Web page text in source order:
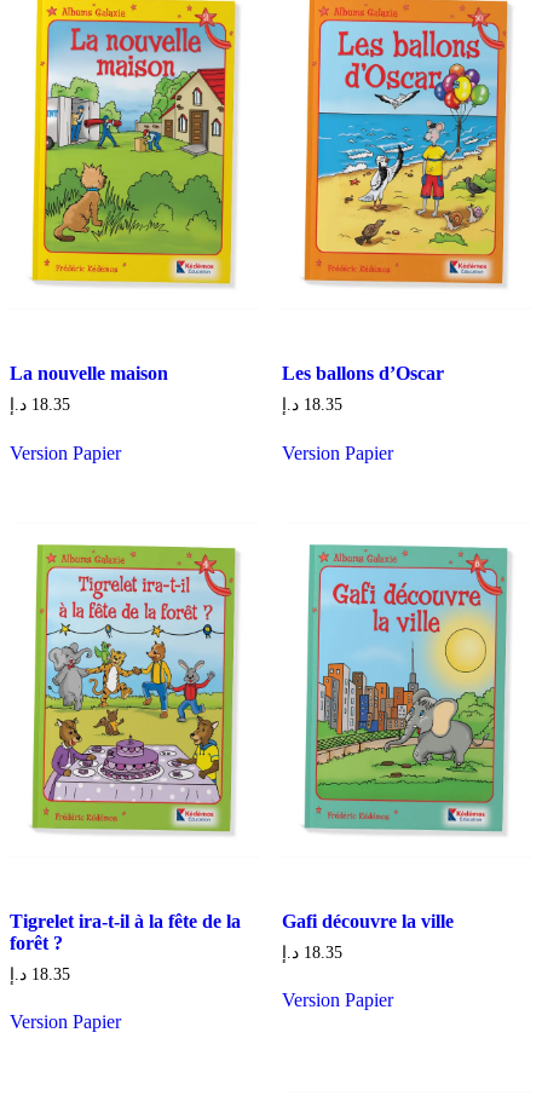
La nouvelle maison
18.35 د.إ
Version Papier
Les ballons d’Oscar
18.35 د.إ
Version Papier
Tigrelet ira-t-il à la fête de la
forêt ?
18.35 د.إ
Version Papier
Gafi découvre la ville
18.35 د.إ
Version Papier